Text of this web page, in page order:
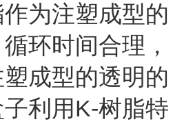
为注塑成型的
环时间合理，
成型的透明的
利用K-树脂特